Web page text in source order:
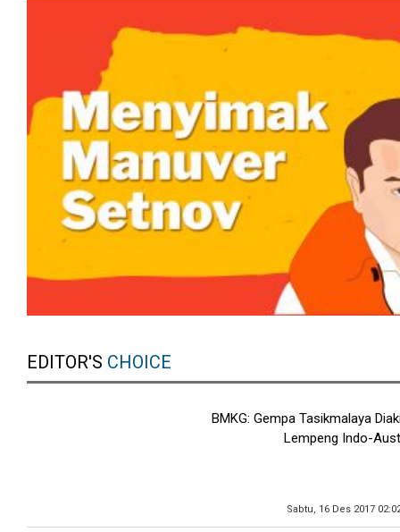
EDITOR'S CHOICE
BMKG: Gempa Tasikmalaya
Lempeng Indo-
Sabtu, 16 Des 2017